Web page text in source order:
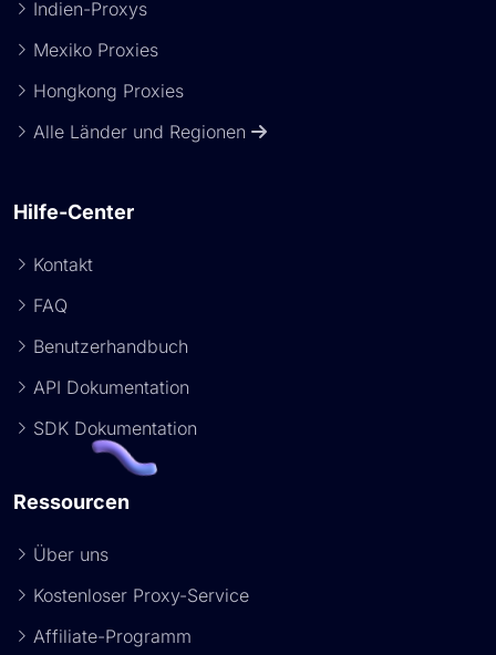
Indien-Proxys
Mexiko Proxies
Hongkong Proxies
Alle Länder und Regionen
Hilfe-Center
Kontakt
FAQ
Benutzerhandbuch
API Dokumentation
SDK Dokumentation
Ressourcen
Über uns
Kostenloser Proxy-Service
Affiliate-Programm